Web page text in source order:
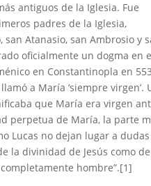
antiguos de la Iglesia. Fue
padres de la Iglesia,
Atanasio, san Ambrosio y
oficialmente un dogma en
en Constantinopla en 553
a María ‘siempre virgen’.
que María era virgen
perpetua de María, la parte
Lucas no dejan lugar a
la divinidad de Jesús como
hombre”.[1]